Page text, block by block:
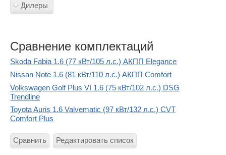
Дилеры
Сравнение комплектаций
Skoda Fabia 1.6 (77 кВт/105 л.с.) АКПП Elegance
Nissan Note 1.6 (81 кВт/110 л.с.) АКПП Comfort
Volkswagen Golf Plus VI 1.6 (75 кВт/102 л.с.) DSG
Trendline
Toyota Auris 1.6 Valvematic (97 кВт/132 л.с.) CVT
Comfort Plus
Сравнить Редактировать список